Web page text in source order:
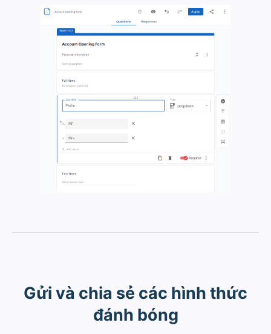
Gửi và chia sẻ các hình thức
đánh bóng